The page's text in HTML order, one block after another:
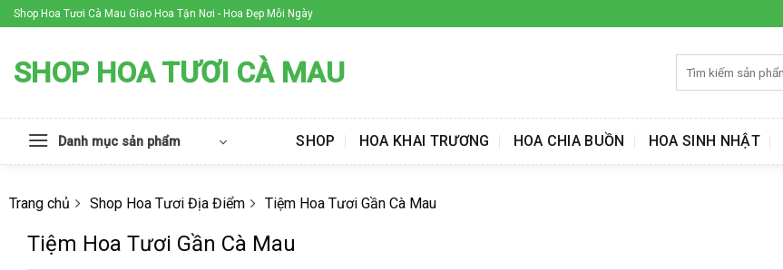
Skip
to
Shop Hoa Tươi Cà Mau Giao Hoa Tận Nơi - Hoa Đẹp Mỗi Ngày
SHOP HOA TƯƠI CÀ MAU
kiếm:
Danh mục sản phẩm SHOP HOA KHAI TRƯƠNG HOA CHIA BUỒN HOA SINH NHẬT
Trang chủ Shop Hoa Tươi Địa Điểm Tiệm Hoa Tươi Gần Cà Mau
Tiệm Hoa Tươi Gần Cà Mau